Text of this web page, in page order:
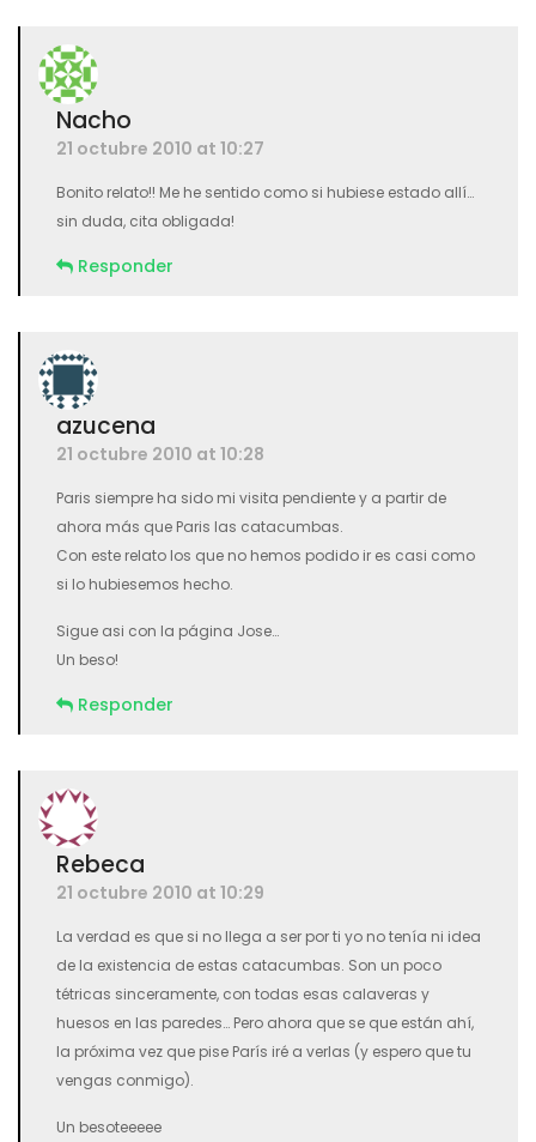
Nacho
21 octubre 2010 at 10:27
Bonito relato!! Me he sentido como si hubiese estado allí…
sin duda, cita obligada!
Responder
azucena
21 octubre 2010 at 10:28
Paris siempre ha sido mi visita pendiente y a partir de
ahora más que Paris las catacumbas.
Con este relato los que no hemos podido ir es casi como
si lo hubiesemos hecho.
Sigue asi con la página Jose…
Un beso!
Responder
Rebeca
21 octubre 2010 at 10:29
La verdad es que si no llega a ser por ti yo no tenía ni idea
de la existencia de estas catacumbas. Son un poco
tétricas sinceramente, con todas esas calaveras y
huesos en las paredes… Pero ahora que se que están ahí,
la próxima vez que pise París iré a verlas (y espero que tu
vengas conmigo).
Un besoteeeee